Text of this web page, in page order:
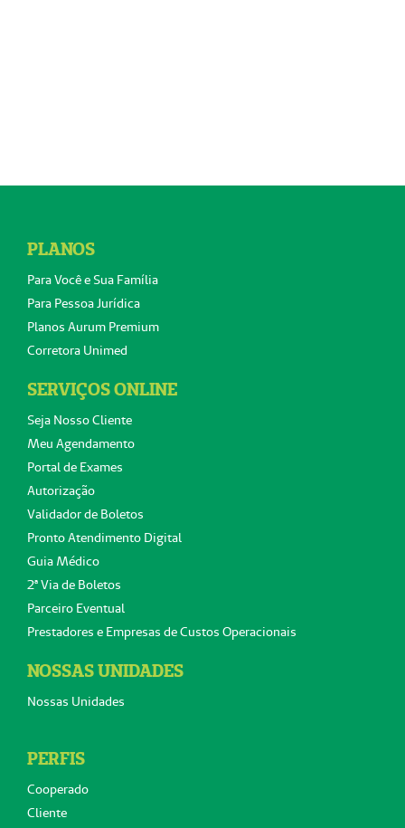
PLANOS
Para Você e Sua Família
Para Pessoa Jurídica
Planos Aurum Premium
Corretora Unimed
SERVIÇOS ONLINE
Seja Nosso Cliente
Meu Agendamento
Portal de Exames
Autorização
Validador de Boletos
Pronto Atendimento Digital
Guia Médico
2ª Via de Boletos
Parceiro Eventual
Prestadores e Empresas de Custos Operacionais
NOSSAS UNIDADES
Nossas Unidades
PERFIS
Cooperado
Cliente